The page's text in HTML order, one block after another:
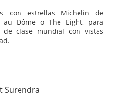
con estrellas Michelin de
au Dôme o The Eight, para
clase mundial con vistas
Surendra